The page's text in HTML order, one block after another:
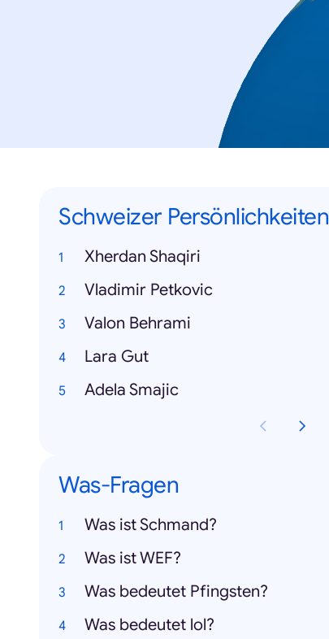
Schweizer Persönlichkeiten
Xherdan Shaqiri
Vladimir Petkovic
Valon Behrami
Lara Gut
Adela Smajic
Was-Fragen
Was ist Schmand?
Was ist WEF?
Was bedeutet Pfingsten?
Was bedeutet lol?